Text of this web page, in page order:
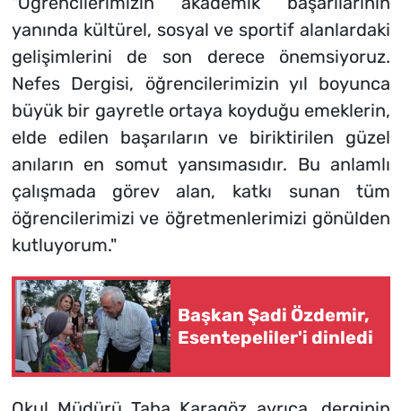
yanında kültürel, sosyal ve sportif alanlardaki
gelişimlerini de son derece önemsiyoruz.
Nefes Dergisi, öğrencilerimizin yıl boyunca
büyük bir gayretle ortaya koyduğu emeklerin,
elde edilen başarıların ve biriktirilen güzel
anıların en somut yansımasıdır. Bu anlamlı
çalışmada görev alan, katkı sunan tüm
öğrencilerimizi ve öğretmenlerimizi gönülden
kutluyorum."
Başkan Şadi Özdemir,
Esentepeliler'i dinledi